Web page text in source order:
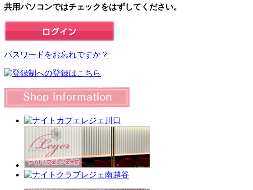
共用パソコンではチェックをはずしてください。
パスワードをお忘れですか？